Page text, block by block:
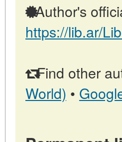
Author's
https://lib.ar/
Find other
World) •